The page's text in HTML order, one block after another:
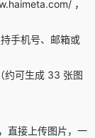
，
手机号、邮箱或
约可生成 33 张图
直接上传图片，一